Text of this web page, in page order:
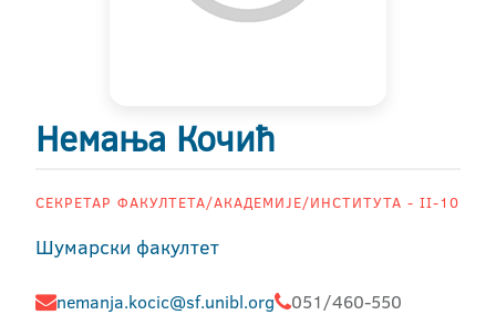
Немања Кочић
СЕКРЕТАР ФАКУЛТЕТА/АКАДЕМИЈЕ/ИНСТИТУТА - II-10
Шумарски факултет
nemanja.kocic@sf.unibl.org 051/460-550